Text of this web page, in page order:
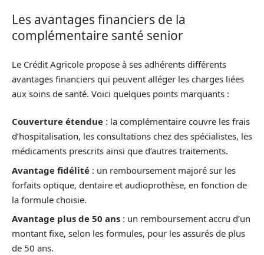
Les avantages financiers de la
complémentaire santé senior
Le Crédit Agricole propose à ses adhérents différents
avantages financiers qui peuvent alléger les charges liées
aux soins de santé. Voici quelques points marquants :
Couverture étendue : la complémentaire couvre les frais
d’hospitalisation, les consultations chez des spécialistes, les
médicaments prescrits ainsi que d’autres traitements.
Avantage fidélité : un remboursement majoré sur les
forfaits optique, dentaire et audioprothèse, en fonction de
la formule choisie.
Avantage plus de 50 ans : un remboursement accru d’un
montant fixe, selon les formules, pour les assurés de plus
de 50 ans.